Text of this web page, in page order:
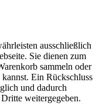
ausschließlich
Sie dienen zum
sammeln oder
Ein Rückschluss
und dadurch
weitergegeben.